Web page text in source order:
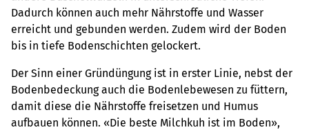
Dadurch können auch mehr Nährstoffe und Wasser
erreicht und gebunden werden. Zudem wird der Boden
bis in tiefe Bodenschichten gelockert.
Der Sinn einer Gründüngung ist in erster Linie, nebst der
Bodenbedeckung auch die Bodenlebewesen zu füttern,
damit diese die Nährstoffe freisetzen und Humus
aufbauen können. «Die beste Milchkuh ist im Boden»,